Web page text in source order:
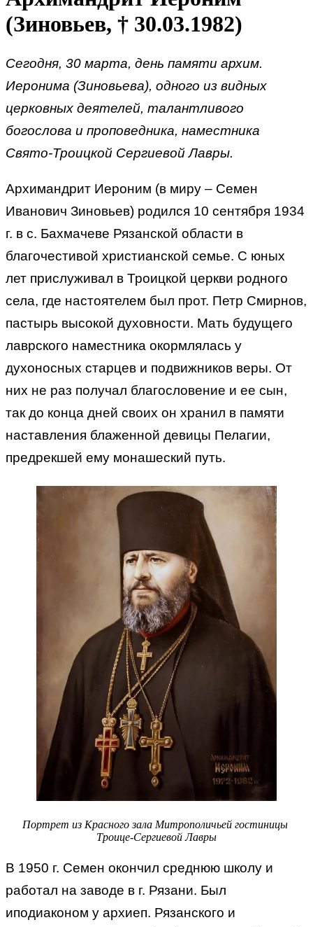
(Зиновьев, † 30.03.1982)
Сегодня, 30 марта, день памяти архим.
Иеронима (Зиновьева), одного из видных
церковных деятелей, талантливого
богослова и проповедника, наместника
Свято-Троицкой Сергиевой Лавры.
Архимандрит Иероним (в миру – Семен
Иванович Зиновьев) родился 10 сентября 1934
г. в с. Бахмачеве Рязанской области в
благочестивой христианской семье. С юных
лет прислуживал в Троицкой церкви родного
села, где настоятелем был прот. Петр Смирнов,
пастырь высокой духовности. Мать будущего
лаврского наместника окормлялась у
духоносных старцев и подвижников веры. От
них не раз получал благословение и ее сын,
так до конца дней своих он хранил в памяти
наставления блаженной девицы Пелагии,
предрекшей ему монашеский путь.
Портрет из Красного зала Митрополичьей гостиницы
Троице-Сергиевой Лавры
В 1950 г. Семен окончил среднюю школу и
работал на заводе в г. Рязани. Был
иподиаконом у архиеп. Рязанского и